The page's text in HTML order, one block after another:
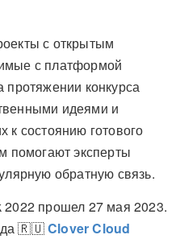
с открытым
с платформой
протяжении конкурса
идеями и
к состоянию готового
помогают эксперты
обратную связь.
2022 прошел 27 мая 2023.
🇷🇺Clover Cloud